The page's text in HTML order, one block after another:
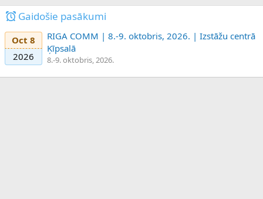
Gaidošie pasākumi
Oct 8
2026
RIGA COMM | 8.-9. oktobris, 2026. | Izstāžu centrā
Ķīpsalā
8.-9. oktobris, 2026.